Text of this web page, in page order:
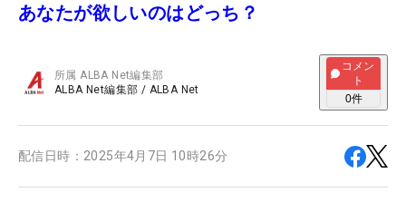
あなたが欲しいのはどっち？
所属ALBA Net編集部
ALBA Net編集部 / ALBA Net
コメン
ト
0件
配信日時： 2025年4月7日 10時26分